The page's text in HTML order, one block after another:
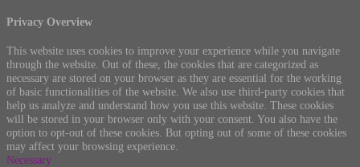
Privacy Overview
This website uses cookies to improve your experience while you navigate
through the website. Out of these, the cookies that are categorized as
necessary are stored on your browser as they are essential for the working
of basic functionalities of the website. We also use third-party cookies that
help us analyze and understand how you use this website. These cookies
will be stored in your browser only with your consent. You also have the
option to opt-out of these cookies. But opting out of some of these cookies
may affect your browsing experience.
Necessary